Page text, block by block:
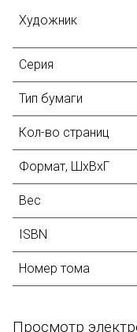
Художник
Серия
Тип бумаги
Кол-во страниц
Формат, ШхВхГ
Вес
ISBN
Номер тома
Просмотр